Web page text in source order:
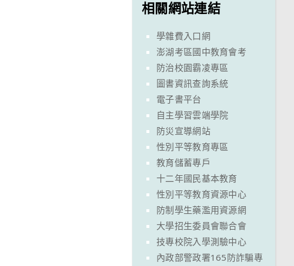
相關網站連結
學雜費入口網
澎湖考區國中教育會考
防治校園霸凌專區
圖書資訊查詢系統
電子書平台
自主學習雲端學院
防災宣導網站
性別平等教育專區
教育儲蓄專戶
十二年國民基本教育
性別平等教育資源中心
防制學生藥濫用資源網
大學招生委員會聯合會
技專校院入學測驗中心
內政部警政署165防詐騙專